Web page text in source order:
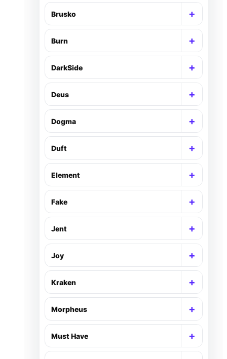
Brusko +
Burn +
DarkSide +
Deus +
Dogma +
Duft +
Element +
Fake +
Jent +
Joy +
Kraken +
Morpheus +
Must Have +